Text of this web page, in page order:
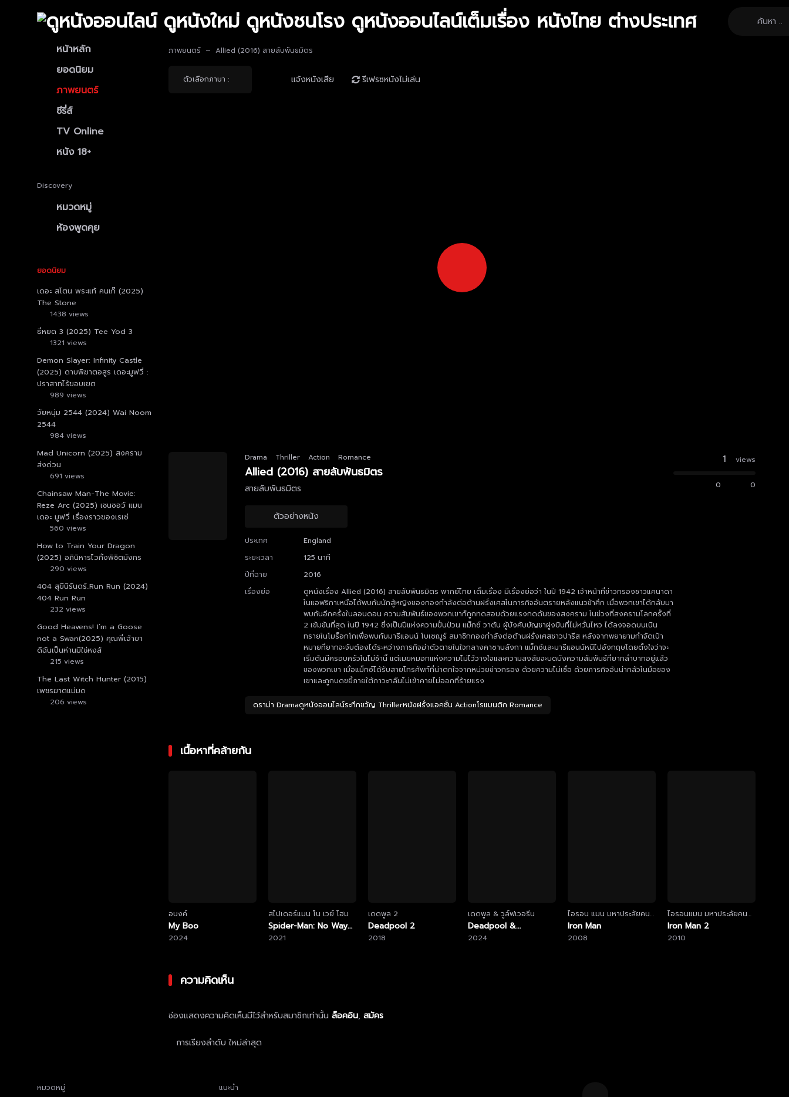
หน้าหลัก
ยอดนิยม
ภาพยนตร์
ซีรี่ส์
TV Online
หนัง 18+
Discovery
หมวดหมู่
ห้องพูดคุย
ยอดนิยม
เดอะ สโตน พระแท้ คนเก๊ (2025)
The Stone
1438 views
ธี่หยด 3 (2025) Tee Yod 3
1321 views
Demon Slayer: Infinity Castle
(2025) ดาบพิฆาตอสูร เดอะมูฟวี่ :
ปราสาทไร้ขอบเขต
989 views
วัยหนุ่ม 2544 (2024) Wai Noom
2544
984 views
Mad Unicorn (2025) สงคราม
ส่งด่วน
691 views
Chainsaw Man-The Movie:
Reze Arc (2025) เชนซอว์ แมน
เดอะ มูฟวี่ เรื่องราวของเรเซ่
560 views
How to Train Your Dragon
(2025) อภินิหารไวกิ้งพิชิตมังกร
290 views
404 สุขีนิรันดร์..Run Run (2024)
404 Run Run
232 views
Good Heavens! I’m a Goose
not a Swan(2025) คุณพี่เจ้าขา
ดิฉันเป็นห่านมิใช่หงส์
215 views
The Last Witch Hunter (2015)
เพชรฆาตแม่มด
206 views
ภาพยนตร์ Allied (2016) สายลับพันธมิตร
ตัวเลือกภาษา : แจ้งหนังเสีย รีเฟรซหนังไม่เล่น
Drama Thriller Action Romance
Allied (2016) สายลับพันธมิตร
สายลับพันธมิตร
ตัวอย่างหนัง
ประเทศ
England
ระยะเวลา
125 นาที
ปีที่ฉาย
2016
เรื่องย่อ
ดูหนังเรื่อง Allied (2016) สายลับพันธมิตร พากย์ไทย เต็มเรื่อง มีเรื่องย่อว่า ในปี 1942 เจ้าหน้าที่ข่าวกรองชาวแคนาดา
ในแอฟริกาเหนือได้พบกับนักสู้หญิงของกองกำลังต่อต้านฝรั่งเศสในภารกิจอันตรายหลังแนวข้าศึก เมื่อพวกเขาได้กลับมา
พบกันอีกครั้งในลอนดอน ความสัมพันธ์ของพวกเขาก็ถูกทดสอบด้วยแรงกดดันของสงคราม ในช่วงที่สงครามโลกครั้งที่
2 เข้มข้นที่สุด ในปี 1942 ซึ่งเป็นปีแห่งความปั่นป่วน แม็กซ์ วาตัน ผู้บังคับบัญชาฝูงบินที่ไม่หวั่นไหว ได้ลงจอดบนเนิน
ทรายในโมร็อกโกเพื่อพบกับมารีแอนน์ โบเซฌูร์ สมาชิกกองกำลังต่อต้านฝรั่งเศสชาวปารีส หลังจากพยายามกำจัดเป้า
หมายที่ยากจะจับต้องได้ระหว่างภารกิจฆ่าตัวตายในใจกลางคาซาบลังกา แม็กซ์และมารีแอนน์หนีไปอังกฤษโดยตั้งใจว่าจะ
เริ่มต้นมีครอบครัวในไม่ช้านี้ แต่เมฆหมอกแห่งความไม่ไว้วางใจและความสงสัยจะบดบังความสัมพันธ์ที่ยากลำบากอยู่แล้ว
ของพวกเขา เมื่อแม็กซ์ได้รับสายโทรศัพท์ที่น่าตกใจจากหน่วยข่าวกรอง ด้วยความไม่เชื่อ ด้วยภารกิจอันน่ากลัวในมือของ
เขาและถูกบดขยี้ภายใต้ภาวะกลืนไม่เข้าคายไม่ออกที่ร้ายแรง
ดราม่า Dramaดูหนังออนไลน์ระทึกขวัญ Thrillerหนังฝรั่งแอคชั่น Actionโรแมนติก Romance
1 views
0 0
เนื้อหาที่คล้ายกัน
อนงค์
My Boo
2024
สไปเดอร์แมน โน เวย์ โฮม
Spider-Man: No Way
Home
2021
เดดพูล 2
Deadpool 2
2018
เดดพูล & วูล์ฟเวอรีน
Deadpool &
Wolverine
2024
ไอรอน แมน มหาประลัยคน
เกราะเหล็ก
Iron Man
2008
ไอรอนแมน มหาประลัยคน
เกราะเหล็ก 2
Iron Man 2
2010
ความคิดเห็น
ช่องแสดงความคิดเห็นมีไว้สำหรับสมาชิกเท่านั้น ล็อคอิน, สมัคร
การเรียงลำดับใหม่ล่าสุด
หมวดหมู่
แนะนำ